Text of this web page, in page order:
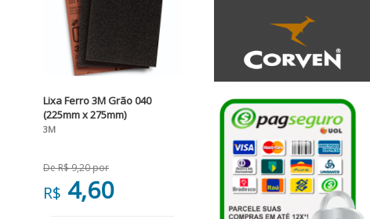
Lixa Ferro 3M Grão 040
(225mm x 275mm)
3M
De R$ 9,20 por
R$ 4,60